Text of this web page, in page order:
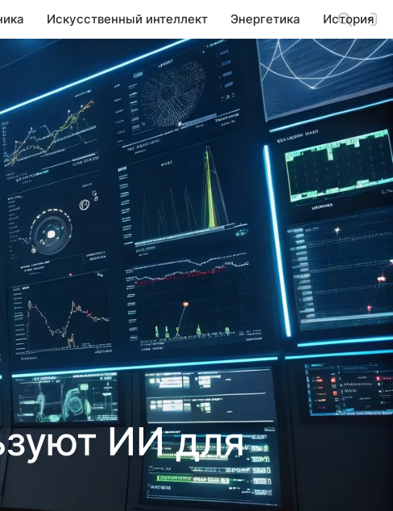
Искусственный интеллект Энергетика История
ИИ для